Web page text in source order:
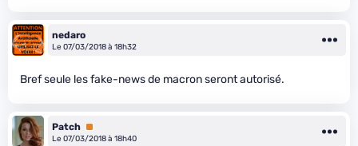
nedaro
Le 07/03/2018 à 18h32
Bref seule les fake-news de macron seront autorisé.
Patch Premium
Le 07/03/2018 à 18h40